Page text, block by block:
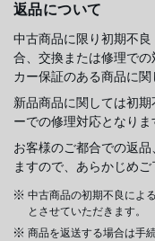
返品について
中古商品に限り初期不
合、交換または修理で
カー保証のある商品に関
新品商品に関しては初
ーでの修理対応となりま
お客様のご都合での返
ますので、あらかじめご
中古商品の初期不良によ
とさせていただきます。
商品を返送する場合は手